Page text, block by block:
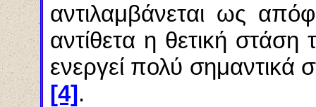
αντιλαμβάνεται ως
αντίθετα η θετική
ενεργεί πολύ σημαντικά
[4].